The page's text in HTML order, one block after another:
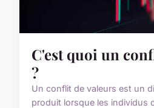
C'est quoi un
?
Un conflit de valeurs est un
produit lorsque les individus